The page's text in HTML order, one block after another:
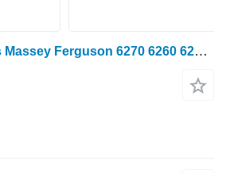
Hidraulinis cilindras Massey Ferguson 6270 6260 6280 parts, ersatzteile, pieces ratinio traktoriaus Massey Ferguson 6270 6260 6280